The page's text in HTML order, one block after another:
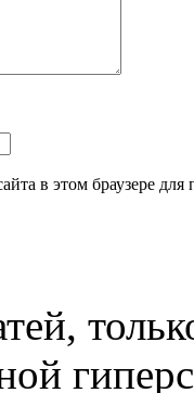
в этом браузере